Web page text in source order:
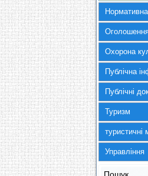
Охорона
Публічна
Публічні
Туризм
туристичні
Управління